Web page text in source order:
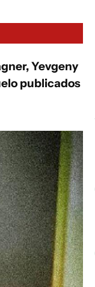
Yevgeny
publicados